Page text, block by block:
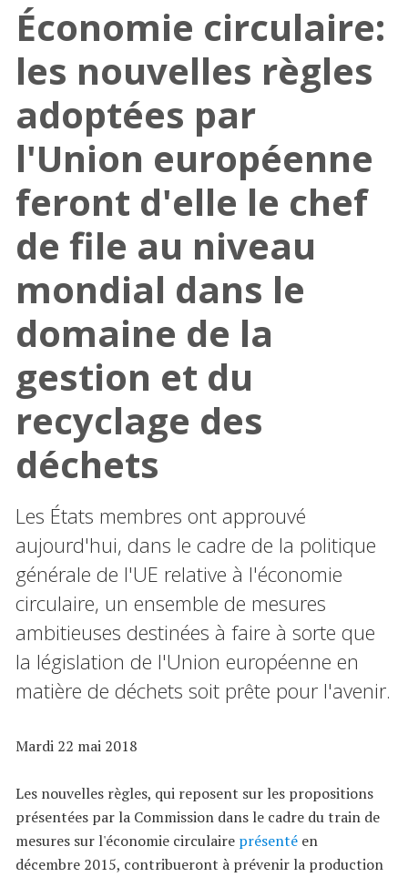
Économie circulaire:
les nouvelles règles
adoptées par
l'Union européenne
feront d'elle le chef
de file au niveau
mondial dans le
domaine de la
gestion et du
recyclage des
déchets
Les États membres ont approuvé
aujourd'hui, dans le cadre de la politique
générale de l'UE relative à l'économie
circulaire, un ensemble de mesures
ambitieuses destinées à faire à sorte que
la législation de l'Union européenne en
matière de déchets soit prête pour l'avenir.
Mardi 22 mai 2018
Les nouvelles règles, qui reposent sur les propositions
présentées par la Commission dans le cadre du train de
mesures sur l'économie circulaire présenté en
décembre 2015, contribueront à prévenir la production